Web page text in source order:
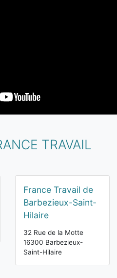
TRAVAIL
France Travail de
Barbezieux-Saint-
Hilaire
32 Rue de la Motte
16300 Barbezieux-
Saint-Hilaire